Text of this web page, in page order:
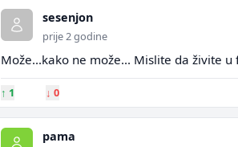
sesenjon
prije 2 godine
Može...kako ne može... Mislite da živite
↑ 1 ↓ 0
pama